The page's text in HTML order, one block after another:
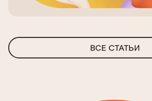
ВСЕ СТАТЬИ